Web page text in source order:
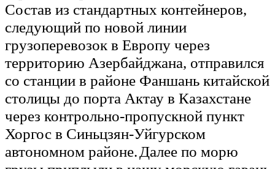
Состав из стандартных контейнеров,
следующий по новой линии
грузоперевозок в Европу через
территорию Азербайджана, отправился
со станции в районе Фаншань китайской
столицы до порта Актау в Казахстане
через контрольно-пропускной пункт
Хоргос в Синьцзян-Уйгурском
автономном районе. Далее по морю